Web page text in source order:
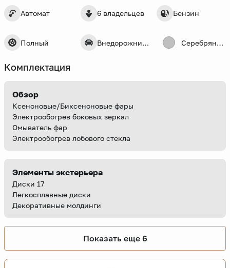
Автомат 6 владельцев Бензин
Полный Внедорожник 5 дв. Серебряный
Комплектация
Обзор
Ксеноновые/Биксеноновые фары
Электрообогрев боковых зеркал
Омыватель фар
Электрообогрев лобового стекла
Элементы экстерьера
Диски 17
Легкосплавные диски
Декоративные молдинги
Показать еще 6